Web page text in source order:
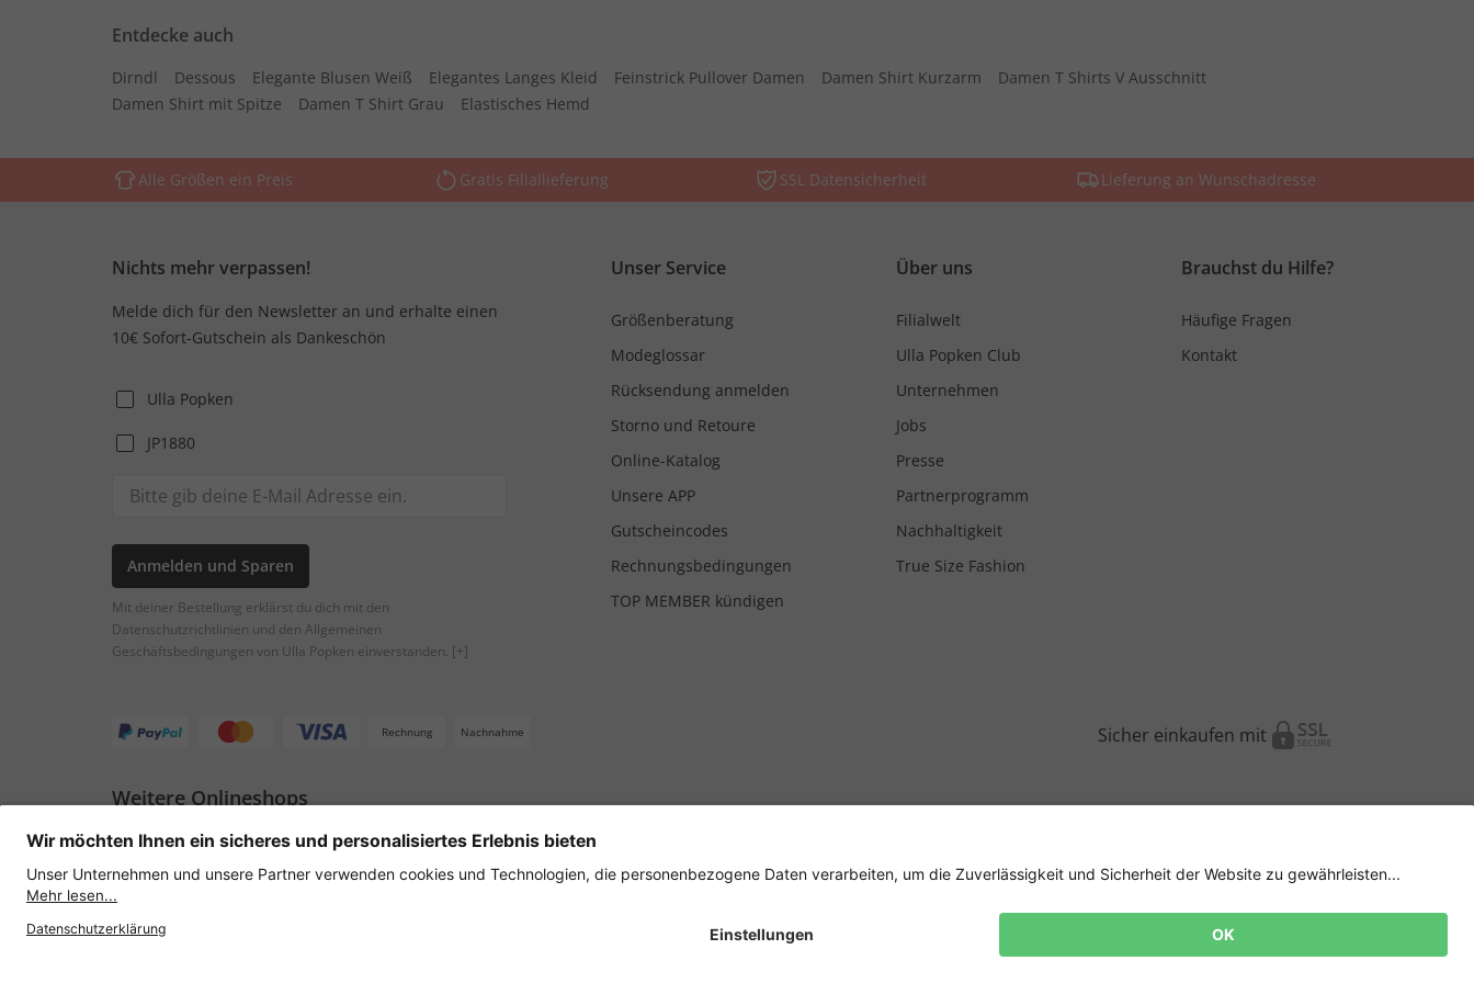
Entdecke auch
Dirndl Dessous Elegante Blusen Weiß Elegantes Langes Kleid Feinstrick Pullover Damen Damen Shirt Kurzarm
Damen T Shirts V Ausschnitt
Damen Shirt mit Spitze
Damen T Shirt Grau Elastisches Hemd
Alle Größen ein Preis Gratis Filiallieferung SSL Datensicherheit Lieferung an Wunschadresse
Nichts mehr verpassen!
Melde dich für den Newsletter an und erhalte einen
10€ Sofort-Gutschein als Dankeschön
Ulla Popken
JP1880
Anmelden und Sparen
Mit deiner Bestellung erklärst du dich mit den
Datenschutzrichtlinien und den Allgemeinen
Geschäftsbedingungen von Ulla Popken einverstanden. [+]
Unser Service
Größenberatung
Modeglossar
Rücksendung anmelden
Storno und Retoure
Online-Katalog
Unsere APP
Gutscheincodes
Rechnungsbedingungen
TOP MEMBER kündigen
Über uns
Filialwelt
Ulla Popken Club
Unternehmen
Jobs
Presse
Partnerprogramm
Nachhaltigkeit
True Size Fashion
Brauchst du Hilfe?
Häufige Fragen
Kontakt
Rechnung Nachnahme Sicher einkaufen mit
Weitere Onlineshops
Österreich